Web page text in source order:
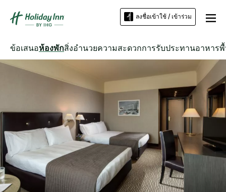
ลงชื่อเข้าใช้ / เข้าร่วม
ข้อเสนอห้องพักสิ่งอำนวยความสะดวกการรับประทานอาหาร